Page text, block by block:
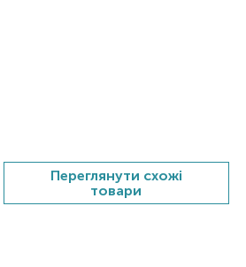
Переглянути схожі
товари